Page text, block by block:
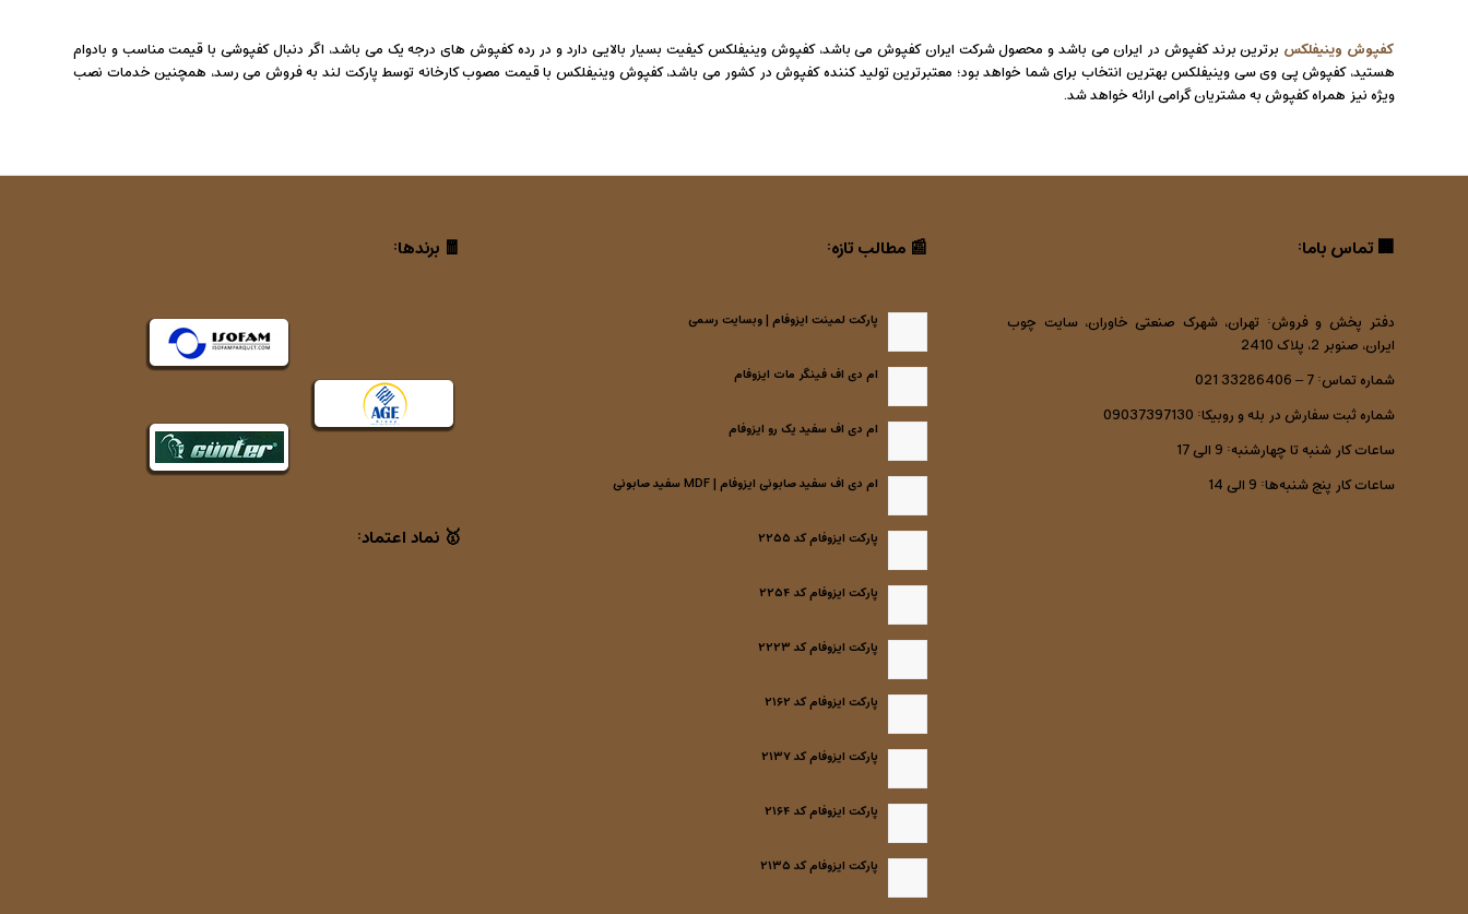
کفپوش وینیفلکس برترین برند کفپوش در ایران می باشد و محصول شرکت ایران کفپوش می باشد، کفپوش وینیفلکس کیفیت بسیار بالایی دارد و در رده کفپوش های درجه یک می باشد، اگر دنبال کفپوشی با قیمت مناسب و بادوام
هستید، کفپوش پی وی سی وینیفلکس بهترین انتخاب برای شما خواهد بود؛ معتبرترین تولید کننده کفپوش در کشور می باشد، کفپوش وینیفلکس با قیمت مصوب کارخانه توسط پارکت لند به فروش می رسد، همچنین خدمات نصب
ویژه نیز همراه کفپوش به مشتریان گرامی ارائه خواهد شد.
🏢 تماس با‌ما:
دفتر پخش و فروش: تهران، شهرک صنعتی خاوران، سایت چوب
ایران، صنوبر 2، پلاک 2410
شماره تماس: 7 – 33286406 021
شماره ثبت سفارش در بله و روبیکا: 09037397130
ساعات کار شنبه تا چهارشنبه: 9 الی 17
ساعات کار پنج شنبه‌ها: 9 الی 14
📰 مطالب تازه:
پارکت لمینت ایزوفام | وبسایت رسمی
ام دی اف فینگر مات ایزوفام
ام دی اف سفید یک رو ایزوفام
ام دی اف سفید صابونی ایزوفام | MDF سفید صابونی
پارکت ایزوفام کد ۲۲۵۵
پارکت ایزوفام کد ۲۲۵۴
پارکت ایزوفام کد ۲۲۲۳
پارکت ایزوفام کد ۲۱۶۲
پارکت ایزوفام کد ۲۱۳۷
پارکت ایزوفام کد ۲۱۶۴
پارکت ایزوفام کد ۲۱۳۵
🧧 برندها:
🥇 نماد اعتماد: